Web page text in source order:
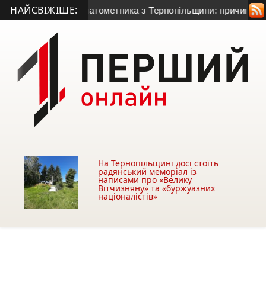
НАЙСВІЖІШЕ:
гранатометника з Тернопільщини: причина смерті –
На Тернопільщині досі стоїть
радянський меморіал із
написами про «Велику
Вітчизняну» та «буржуазних
націоналістів»